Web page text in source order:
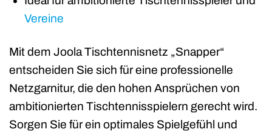
Vereine
Mit dem Joola Tischtennisnetz „Snapper“
entscheiden Sie sich für eine professionelle
Netzgarnitur, die den hohen Ansprüchen von
ambitionierten Tischtennisspielern gerecht wird.
Sorgen Sie für ein optimales Spielgefühl und